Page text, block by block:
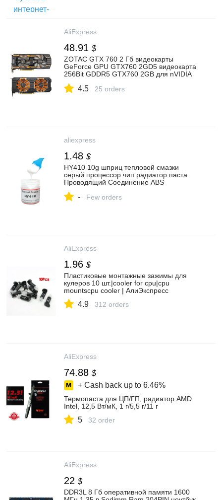
AliExpress
48.91 $
ZOTAC GTX 760 2 Гб видеокарты
GeForce GPU GTX760 2GD5 видеокарта
256Bit GDDR5 GTX760 2GB для nVIDIA
карты| | АлиЭкспресс
4.5 25 orders
aliexpress
1.48 $
HY410 10g шприц тепловой смазки
серый процессор чип радиатор паста
Проводящий Соединение ABS
вентиляторы/системы охлаждения| |
- Few orders
AliExpress
1.96 $
Пластиковые монтажные зажимы для
кулеров 10 шт.|cooler for cpu|cpu
mountscpu cooler | АлиЭкспресс
4.9 312 orders
AliExpress
74.88 $
+ Cash back up to 6.46%
Термопаста для ЦП/ГП, радиатор AMD
Intel, 12,5 Вт/мК, 1 г/5,5 г/11 г
5 32 order
AliExpress
22 $
DDR3L 8 Гб оперативной памяти 1600